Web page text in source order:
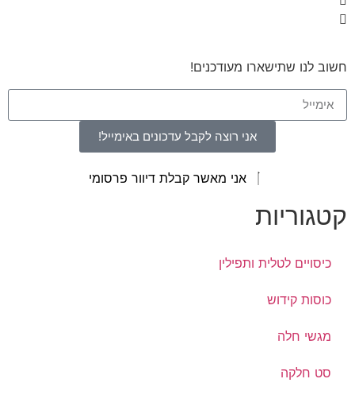
חשוב לנו שתישארו מעודכנים!
אני רוצה לקבל עדכונים באימייל!
אני מאשר קבלת דיוור פרסומי
קטגוריות
כיסויים לטלית ותפילין
כוסות קידוש
מגשי חלה
סט חלקה